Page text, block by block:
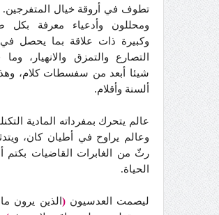
تطوف في أروقة خيال المتفرجين.
ومحللون وأدعياء معرفة بكل
وكبيرة ذات علاقة بما يحصل في
التصارع والتمزق والانهيار، وما
شيئا أبعد من سفسطات كلام،
ألسنة وأقلام.
عالم يتحرك بمفرداته المادية
وعالم يراوح في أطيان كان،
رثّ من الغابرات القاضيات بكتم
الحياة.
ليصمت العدسيون( الذين يرون